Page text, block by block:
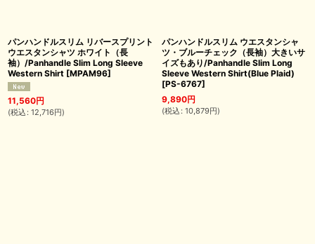
パンハンドルスリム リバースプリント
ウエスタンシャツ ホワイト（長
袖）/Panhandle Slim Long Sleeve
Western Shirt [MPAM96]
11,560円
(税込 : 12,716円)
パンハンドルスリム ウエスタンシャ
ツ・ブルーチェック（長袖）大きいサ
イズもあり/Panhandle Slim Long
Sleeve Western Shirt(Blue Plaid)
[PS-6767]
9,890円
(税込 : 10,879円)